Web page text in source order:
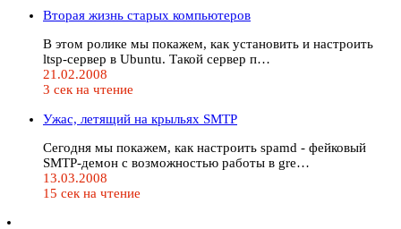
Вторая жизнь старых компьютеров
В этом ролике мы покажем, как установить и настроить
ltsp-cервер в Ubuntu. Такой сервер п…
21.02.2008
3 сек на чтение
Ужас, летящий на крыльях SMTP
Сегодня мы покажем, как настроить spamd - фейковый
SMTP-демон с возможностью работы в gre…
13.03.2008
15 сек на чтение